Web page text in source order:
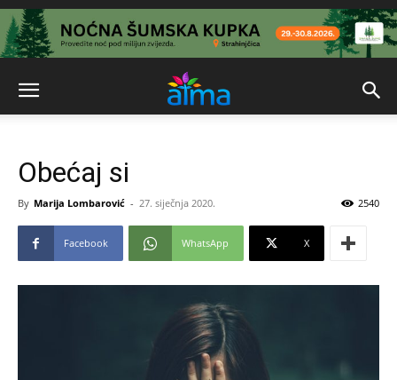
Obećaj si
By Marija Lombarović - 27. siječnja 2020. 2540
Facebook WhatsApp X